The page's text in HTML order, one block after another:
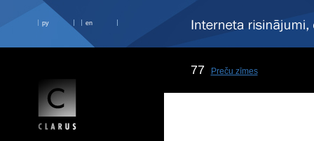
ру en
77 Preču zīmes